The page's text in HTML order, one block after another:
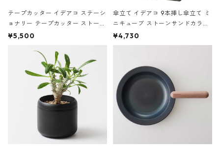
テープカッター イデアコ ステーシ
ョナリー テープカッター ストーン
サンドカラー 石調 ideaco Station
¥5,500
傘立て イデアコ 9本挿し傘立て ミ
ニキューブ ストーンサンドカラー
石調 ideaco Umbrella Stand CUB
E ストーンサンドブラック
¥4,730